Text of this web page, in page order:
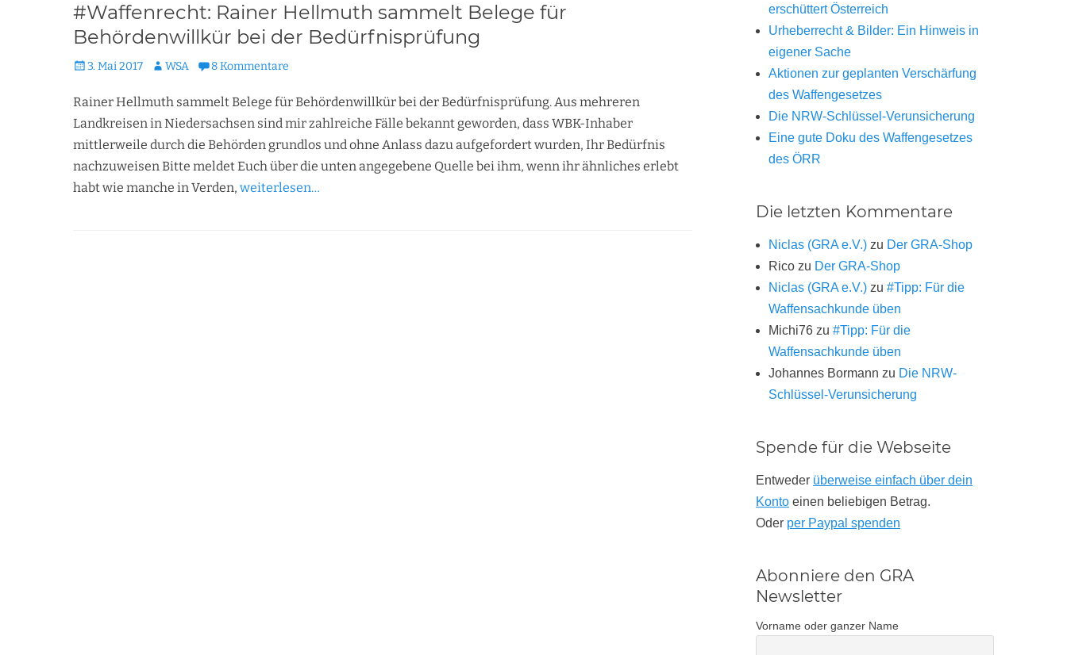
#Waffenrecht: Rainer Hellmuth sammelt Belege für
Behördenwillkür bei der Bedürfnisprüfung
Veröffentlicht
3. Mai 2017 Autor
WSA 8 Kommentare
Rainer Hellmuth sammelt Belege für Behördenwillkür bei der Bedürfnisprüfung. Aus mehreren
Landkreisen in Niedersachsen sind mir zahlreiche Fälle bekannt geworden, dass WBK-Inhaber
mittlerweile durch die Behörden grundlos und ohne Anlass dazu aufgefordert wurden, Ihr Bedürfnis
nachzuweisen Bitte meldet Euch über die unten angegebene Quelle bei ihm, wenn ihr ähnliches erlebt
habt wie manche in Verden, weiterlesen…
erschüttert Österreich
Urheberrecht & Bilder: Ein Hinweis in
eigener Sache
Aktionen zur geplanten Verschärfung
des Waffengesetzes
Die NRW-Schlüssel-Verunsicherung
Eine gute Doku des Waffengesetzes
des ÖRR
Die letzten Kommentare
Niclas (GRA e.V.) zu Der GRA-Shop
Rico zu Der GRA-Shop
Niclas (GRA e.V.) zu #Tipp: Für die
Waffensachkunde üben
Michi76 zu #Tipp: Für die
Waffensachkunde üben
Johannes Bormann zu Die NRW-
Schlüssel-Verunsicherung
Spende für die Webseite
Entweder überweise einfach über dein
Konto einen beliebigen Betrag.
Oder per Paypal spenden
Abonniere den GRA
Newsletter
Vorname oder ganzer Name